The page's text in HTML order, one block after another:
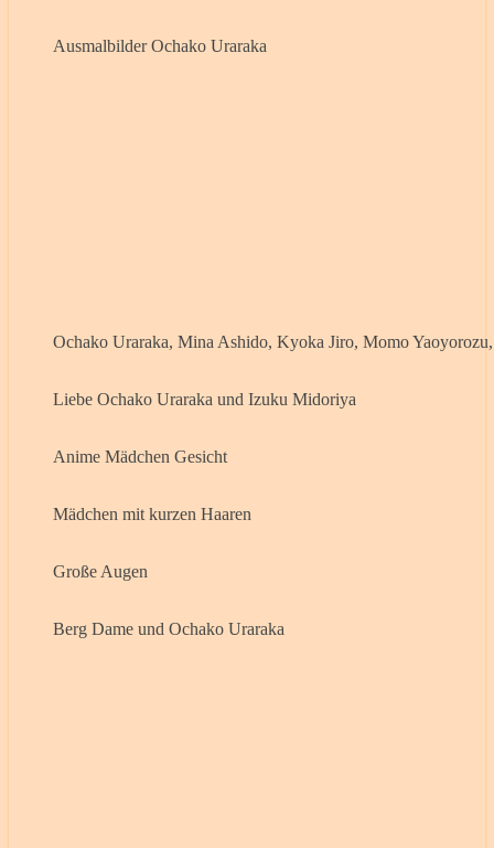
Ausmalbilder Ochako Uraraka
Ochako Uraraka, Mina Ashido, Kyoka Jiro, Momo
Liebe Ochako Uraraka und Izuku Midoriya
Anime Mädchen Gesicht
Mädchen mit kurzen Haaren
Große Augen
Berg Dame und Ochako Uraraka